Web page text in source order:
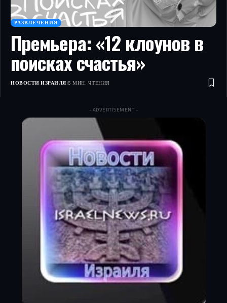
РАЗВЛЕЧЕНИЯ
Премьера: «12 клоунов в
поисках счастья»
НОВОСТИ ИЗРАИЛЯ 6 МИН. ЧТЕНИЯ
- ADVERTISEMENT -